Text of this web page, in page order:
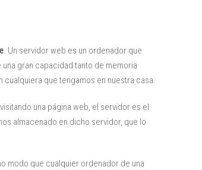
. Un servidor web es un ordenador que
gran capacidad tanto de memoria
que tengamos en nuestra casa.
una página web, el servidor es el
almacenado en dicho servidor, que lo
modo que cualquier ordenador de una